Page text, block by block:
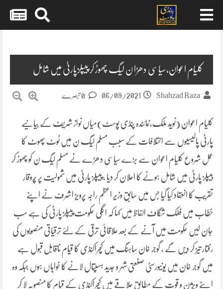
کلیام اعوان،سیاسی دھڑا ن لیگ چھوڑ کر پیپلزپارٹی میں شامل
Shahzad Raza
06/09/2021
کلیام اعوان (نوید ملک،نمائندہ پنڈی پوسٹ)میاں نواز شریف کے بیانیے
پارٹی پالیسیوں سے اختلافات کے سبب مسلم لیگ ن میں ٹوٹ پھوٹ کا
عمل شروع کلیام اعوان سے بڑے سیاسی دھڑے نے مسلم لیگ ن کو چھوڑ کر
پیپلز پارٹی میں شامل ہونے کا اعلان کر دیا ، پیپلز پارٹی میں شمولیت پر پُروقار
تقریب کا انعقاد کیا گیا جس میں سابق وزیر اعظم راجہ پرویز اشرف نے اپنے
خطاب میں فلک شگاف الفاظ میں کہا کہ اگلی حکومت پیپلز پارٹی کی ہے سب
جان لیں حکومت میں آنے کے بعد علاقائی ترقی کے لئے ترقیاتی منصوبوں کی
رفتار تیز کر دیں گے ، گوجر خان ساہنگ میں کچراکنڈی کا قیام ناقابل قبول ہے
میں گوجر خان میں یونیورسٹی صنعتی شہر و جدید ہسپتال لانے کا خواہاں ہوں جبکہ وہ
اپنے ویژن و قوت کے مطابق علاقے میں کچراکنڈی کے قیام کا منصوبہ لا کر